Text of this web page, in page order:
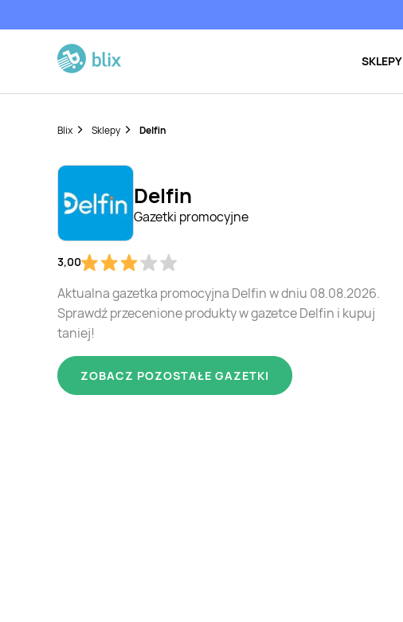
SKLEPY
Blix Sklepy Delfin
Delfin
Gazetki promocyjne
3,00
Aktualna gazetka promocyjna Delfin w dniu 08.08.2026.
Sprawdź przecenione produkty w gazetce Delfin i kupuj
taniej!
ZOBACZ POZOSTAŁE GAZETKI